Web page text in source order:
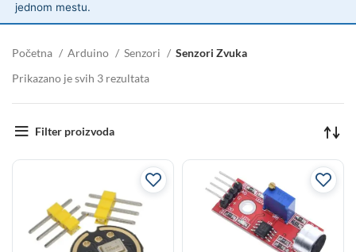
jednom mestu.
Početna Arduino Senzori
Senzori Zvuka
Prikazano je svih 3 rezultata
Filter proizvoda